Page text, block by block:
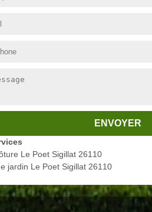
Le Poet Sigillat 26110
jardin Le Poet Sigillat 26110